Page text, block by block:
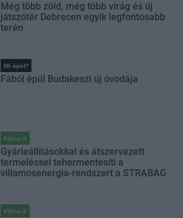
Még több zöld, még több virág és új
játszótér Debrecen egyik legfontosabb
terén
Mi épül?
Fából épül Budakeszi új óvodája
Klíma-X
Gyárleállításokkal és átszervezett
termeléssel tehermentesíti a
villamosenergia-rendszert a STRABAG
Klíma-X